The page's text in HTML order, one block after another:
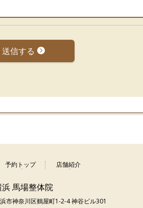
送信する
予約トップ 店舗紹介
浜 馬場整体院
市神奈川区鶴屋町1-2-4 神谷ビル301